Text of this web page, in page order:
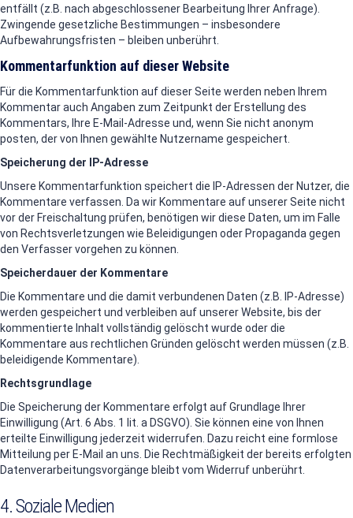
entfällt (z.B. nach abgeschlossener Bearbeitung Ihrer Anfrage).
Zwingende gesetzliche Bestimmungen – insbesondere
Aufbewahrungsfristen – bleiben unberührt.
Kommentarfunktion auf dieser Website
Für die Kommentarfunktion auf dieser Seite werden neben Ihrem
Kommentar auch Angaben zum Zeitpunkt der Erstellung des
Kommentars, Ihre E-Mail-Adresse und, wenn Sie nicht anonym
posten, der von Ihnen gewählte Nutzername gespeichert.
Speicherung der IP-Adresse
Unsere Kommentarfunktion speichert die IP-Adressen der Nutzer, die
Kommentare verfassen. Da wir Kommentare auf unserer Seite nicht
vor der Freischaltung prüfen, benötigen wir diese Daten, um im Falle
von Rechtsverletzungen wie Beleidigungen oder Propaganda gegen
den Verfasser vorgehen zu können.
Speicherdauer der Kommentare
Die Kommentare und die damit verbundenen Daten (z.B. IP-Adresse)
werden gespeichert und verbleiben auf unserer Website, bis der
kommentierte Inhalt vollständig gelöscht wurde oder die
Kommentare aus rechtlichen Gründen gelöscht werden müssen (z.B.
beleidigende Kommentare).
Rechtsgrundlage
Die Speicherung der Kommentare erfolgt auf Grundlage Ihrer
Einwilligung (Art. 6 Abs. 1 lit. a DSGVO). Sie können eine von Ihnen
erteilte Einwilligung jederzeit widerrufen. Dazu reicht eine formlose
Mitteilung per E-Mail an uns. Die Rechtmäßigkeit der bereits erfolgten
Datenverarbeitungsvorgänge bleibt vom Widerruf unberührt.
4. Soziale Medien